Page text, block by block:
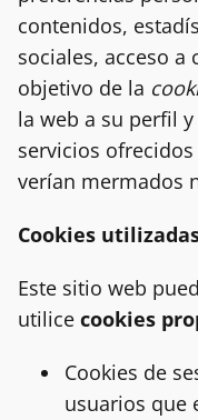
contenidos,
sociales, acceso a
objetivo de la
la web a su perfil
servicios
verían mermados
Cookies
Este sitio web
utilice cookies
Cookies de
usuarios que